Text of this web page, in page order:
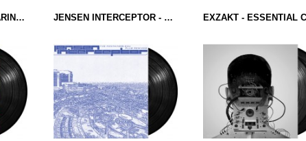
BRICE KELLY - PREPARING FOR THE FUTURE (MONOTONE) 12'' JENSEN INTERCEPTOR - THE FONTAINEBLEAU REMIXES (MONOTONE) 12''